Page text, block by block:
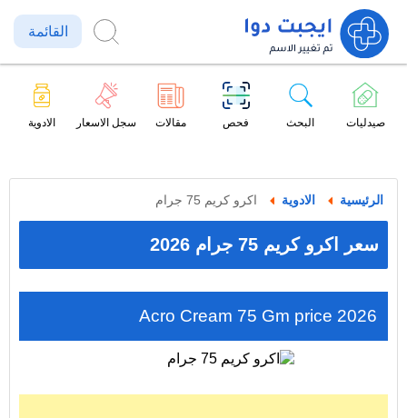
القائمة
صيدليات البحث فحص مقالات سجل الاسعار الادوية
الرئيسية الادوية اكرو كريم 75 جرام
سعر اكرو كريم 75 جرام 2026
Acro Cream 75 Gm price 2026